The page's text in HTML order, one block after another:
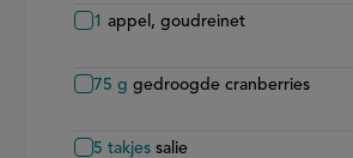
1 appel, goudreinet
75 g gedroogde cranberries
5 takjes salie